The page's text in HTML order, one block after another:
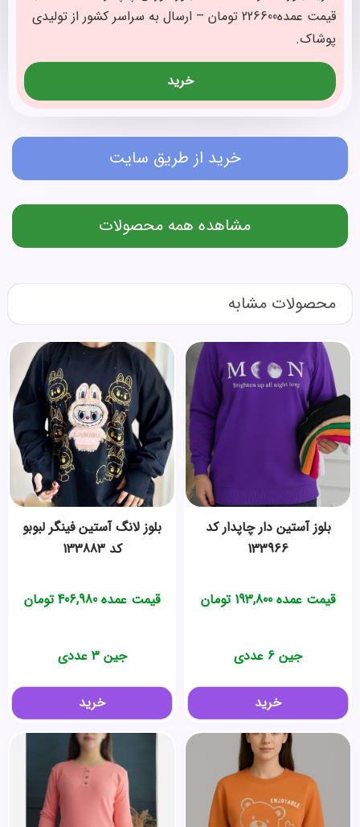
قیمت عمده226600 تومان – ارسال به سراسر کشور از تولیدی
پوشاک.
خرید
خرید از طریق سایت
مشاهده همه محصولات
محصولات مشابه
بلوز آستین دار چاپدار کد
133966
قیمت عمده193,800 تومان
جین 6 عددی
خرید
بلوز لانگ آستین فینگر لبوبو
کد 133883
قیمت عمده406,980 تومان
جین 3 عددی
خرید